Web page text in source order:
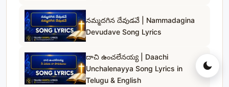
నమ్మదగిన దేవుడవే | Nammadagina
Devudave Song Lyrics
దాచి ఉంచలేనయ్య | Daachi
Unchalenayya Song Lyrics in
Telugu & English